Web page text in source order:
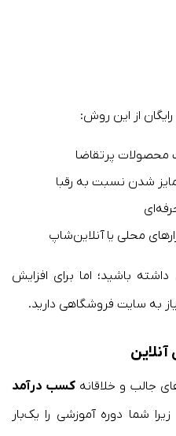
از این روش:
محصولات پرتقاضا
شدن نسبت به رقبا
محلی یا آنلاین‌شاپ
باشید؛ اما برای افزایش
به سایت فروشگاهی دارید.
جالب و خلاقانه کسب درآمد
شما دوره آموزشی را یک‌بار